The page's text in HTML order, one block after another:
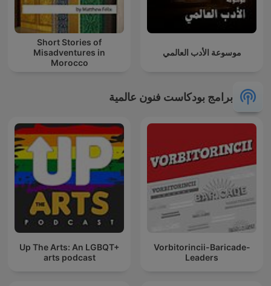
موسوعة الأدب العالمي
Short Stories of
Misadventures in
Morocco
برامج بودكاست فنون عالمية
Vorbitorincii-Baricade-
Leaders
Up The Arts: An LGBQT+
arts podcast